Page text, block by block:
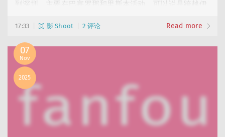
到深圳，主要在巴塞罗那和里斯本活动，可以说是跨越伊
德里，我去更东端进行一些达利朝圣之旅。这是第二次到
巴塞罗那和西班牙东北角区域，有点像一张「精选专
辑」：去了一些上次去过、还想再去的精华地点，又加上
一些新的地点。
「达利三角」亦如此：2……
17:33 影 Shoot 2 评论 Read more
07
Nov
2025